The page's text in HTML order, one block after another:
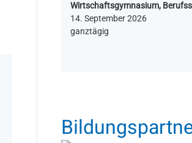
Wirtschaftsgymnasium,
14. September 2026
ganztägig